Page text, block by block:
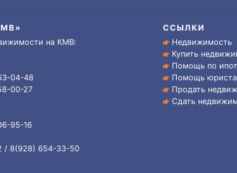
на КМВ:
04-48
00-27
95-16
/ 8(928) 654-33-50
ССЫЛКИ
Недвижимость
Купить
Помощь по
Помощь юриста
Продать
Сдать